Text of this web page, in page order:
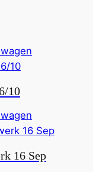
10
16 Sep